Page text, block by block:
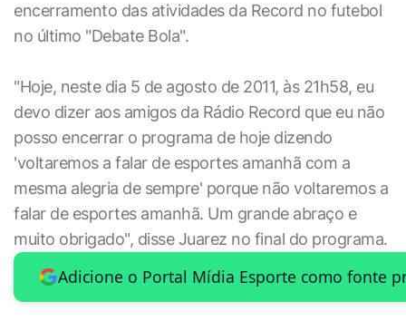
encerramento das atividades da Record no futebol
no último "Debate Bola".
"Hoje, neste dia 5 de agosto de 2011, às 21h58, eu
devo dizer aos amigos da Rádio Record que eu não
posso encerrar o programa de hoje dizendo
'voltaremos a falar de esportes amanhã com a
mesma alegria de sempre' porque não voltaremos a
falar de esportes amanhã. Um grande abraço e
muito obrigado", disse Juarez no final do programa.
Adicione o Portal Mídia Esporte como fonte